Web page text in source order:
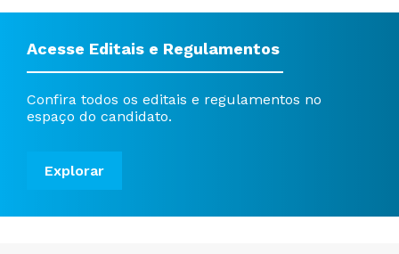
Acesse Editais e Regulamentos
Confira todos os editais e regulamentos no
espaço do candidato.
Explorar